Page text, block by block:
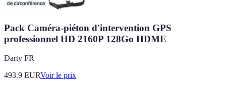
Pack Caméra-piéton d'intervention GPS
professionnel HD 2160P 128Go HDME
Darty FR
493.9 EURVoir le prix